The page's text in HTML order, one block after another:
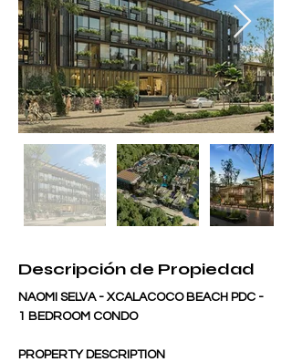
Descripción de Propiedad
NAOMI SELVA - XCALACOCO BEACH PDC -
1 BEDROOM CONDO
PROPERTY DESCRIPTION